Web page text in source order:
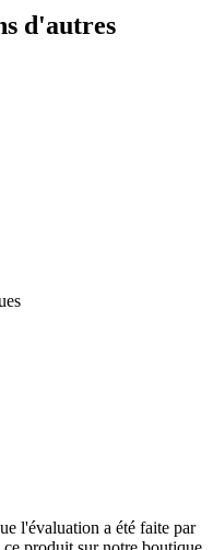
d'autres
l'évaluation a été faite par